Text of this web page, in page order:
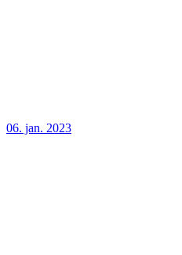
06. jan. 2023